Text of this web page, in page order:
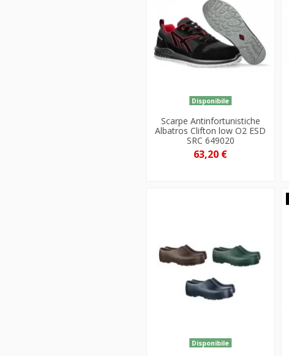
Disponibile
Scarpe Antinfortunistiche
Albatros Clifton low O2 ESD
SRC 649020
63,20 €
Disponibile